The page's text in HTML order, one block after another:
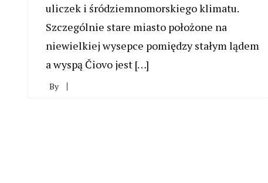
uliczek i śródziemnomorskiego klimatu.
Szczególnie stare miasto położone na
niewielkiej wysepce pomiędzy stałym lądem
a wyspą Čiovo jest […]
By